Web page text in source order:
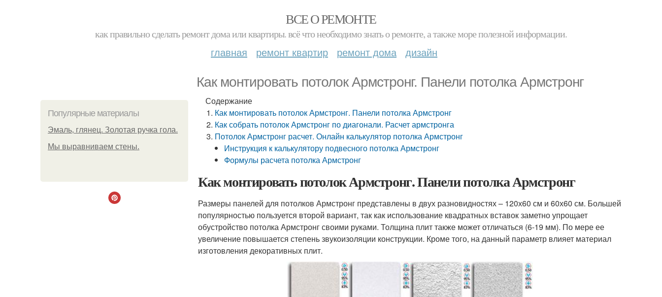
ВСЕ О РЕМОНТЕ
как правильно сделать ремонт дома или квартиры. всё что необходимо знать о ремонте, а также море полезной информации.
главная ремонт квартир ремонт дома дизайн
Как монтировать потолок Армстронг. Панели потолка Армстронг
Популярные материалы
Эмаль, глянец. Золотая ручка гола.
Мы выравниваем стены.
Содержание
Как монтировать потолок Армстронг. Панели потолка Армстронг
Как собрать потолок Армстронг по диагонали. Расчет армстронга
Потолок Армстронг расчет. Онлайн калькулятор потолка Армстронг
Инструкция к калькулятору подвесного потолка Армстронг
Формулы расчета потолка Армстронг
Как монтировать потолок Армстронг. Панели потолка Армстронг
Размеры панелей для потолков Армстронг представлены в двух разновидностях – 120х60 см и 60х60 см. Большей
популярностью пользуется второй вариант, так как использование квадратных вставок заметно упрощает
обустройство потолка Армстронг своими руками. Толщина плит также может отличаться (6-19 мм). По мере ее
увеличение повышается степень звукоизоляции конструкции. Кроме того, на данный параметр влияет материал
изготовления декоративных плит.